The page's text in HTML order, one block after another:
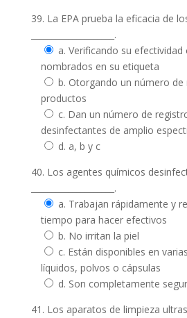
39. La EPA prueba la eficacia de
____________________.
a. Verificando su
nombrados en su etiqueta
b. Otorgando un número de
productos
c. Dan un número de
desinfectantes de amplio
d. a, b y c
40. Los agentes químicos
____________________.
a. Trabajan rápidamente y
tiempo para hacer efectivos
b. No irritan la piel
c. Están disponibles en
líquidos, polvos o cápsulas
d. Son completamente
41. Los aparatos de limpieza